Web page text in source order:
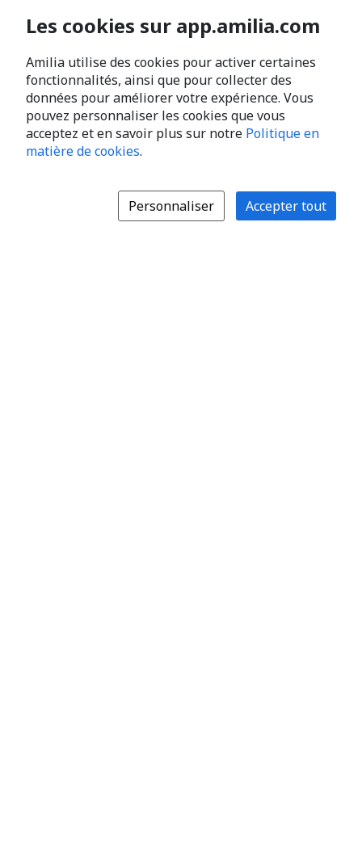
Les cookies sur app.amilia.com
Amilia utilise des cookies pour activer certaines
fonctionnalités, ainsi que pour collecter des
données pour améliorer votre expérience. Vous
pouvez personnaliser les cookies que vous
acceptez et en savoir plus sur notre Politique en
matière de cookies.
Personnaliser Accepter tout